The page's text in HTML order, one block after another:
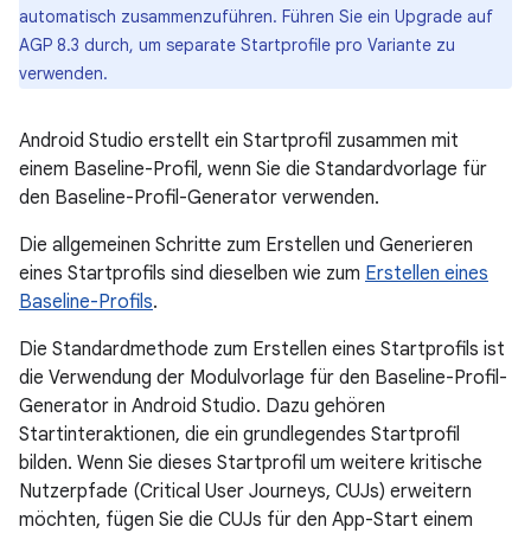
automatisch zusammenzuführen. Führen Sie ein Upgrade auf
AGP 8.3 durch, um separate Startprofile pro Variante zu
verwenden.
Android Studio erstellt ein Startprofil zusammen mit
einem Baseline-Profil, wenn Sie die Standardvorlage für
den Baseline-Profil-Generator verwenden.
Die allgemeinen Schritte zum Erstellen und Generieren
eines Startprofils sind dieselben wie zum Erstellen eines
Baseline-Profils.
Die Standardmethode zum Erstellen eines Startprofils ist
die Verwendung der Modulvorlage für den Baseline-Profil-
Generator in Android Studio. Dazu gehören
Startinteraktionen, die ein grundlegendes Startprofil
bilden. Wenn Sie dieses Startprofil um weitere kritische
Nutzerpfade (Critical User Journeys, CUJs) erweitern
möchten, fügen Sie die CUJs für den App-Start einem